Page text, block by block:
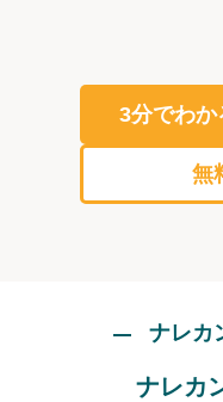
3分でわか
無
ナレカ
ナレカ